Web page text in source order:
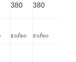
380 380
৫০/৬০
৫০/৬০